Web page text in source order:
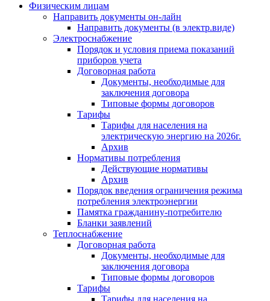
Физическим лицам
Направить документы он-лайн
Направить документы (в электр.виде)
Электроснабжение
Порядок и условия приема показаний
приборов учета
Договорная работа
Документы, необходимые для
заключения договора
Типовые формы договоров
Тарифы
Тарифы для населения на
электрическую энергию на 2026г.
Архив
Нормативы потребления
Действующие нормативы
Архив
Порядок введения ограничения режима
потребления электроэнергии
Памятка гражданину-потребителю
Бланки заявлений
Теплоснабжение
Договорная работа
Документы, необходимые для
заключения договора
Типовые формы договоров
Тарифы